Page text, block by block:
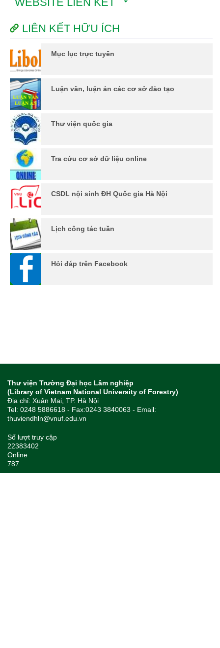
LIÊN KẾT HỮU ÍCH
Mục lục trực tuyến
Luận văn, luận án các cơ sở đào tạo
Thư viện quốc gia
Tra cứu cơ sở dữ liệu online
CSDL nội sinh ĐH Quốc gia Hà Nội
Lịch công tác tuần
Hỏi đáp trên Facebook
Thư viện Trường Đại học Lâm nghiệp
(Library of Vietnam National University of Forestry)
Địa chỉ: Xuân Mai, TP. Hà Nội
Tel: 0248 5886618 - Fax:0243 3840063 - Email:
thuviendhln@vnuf.edu.vn
Số lượt truy cập
22383402
Online
787